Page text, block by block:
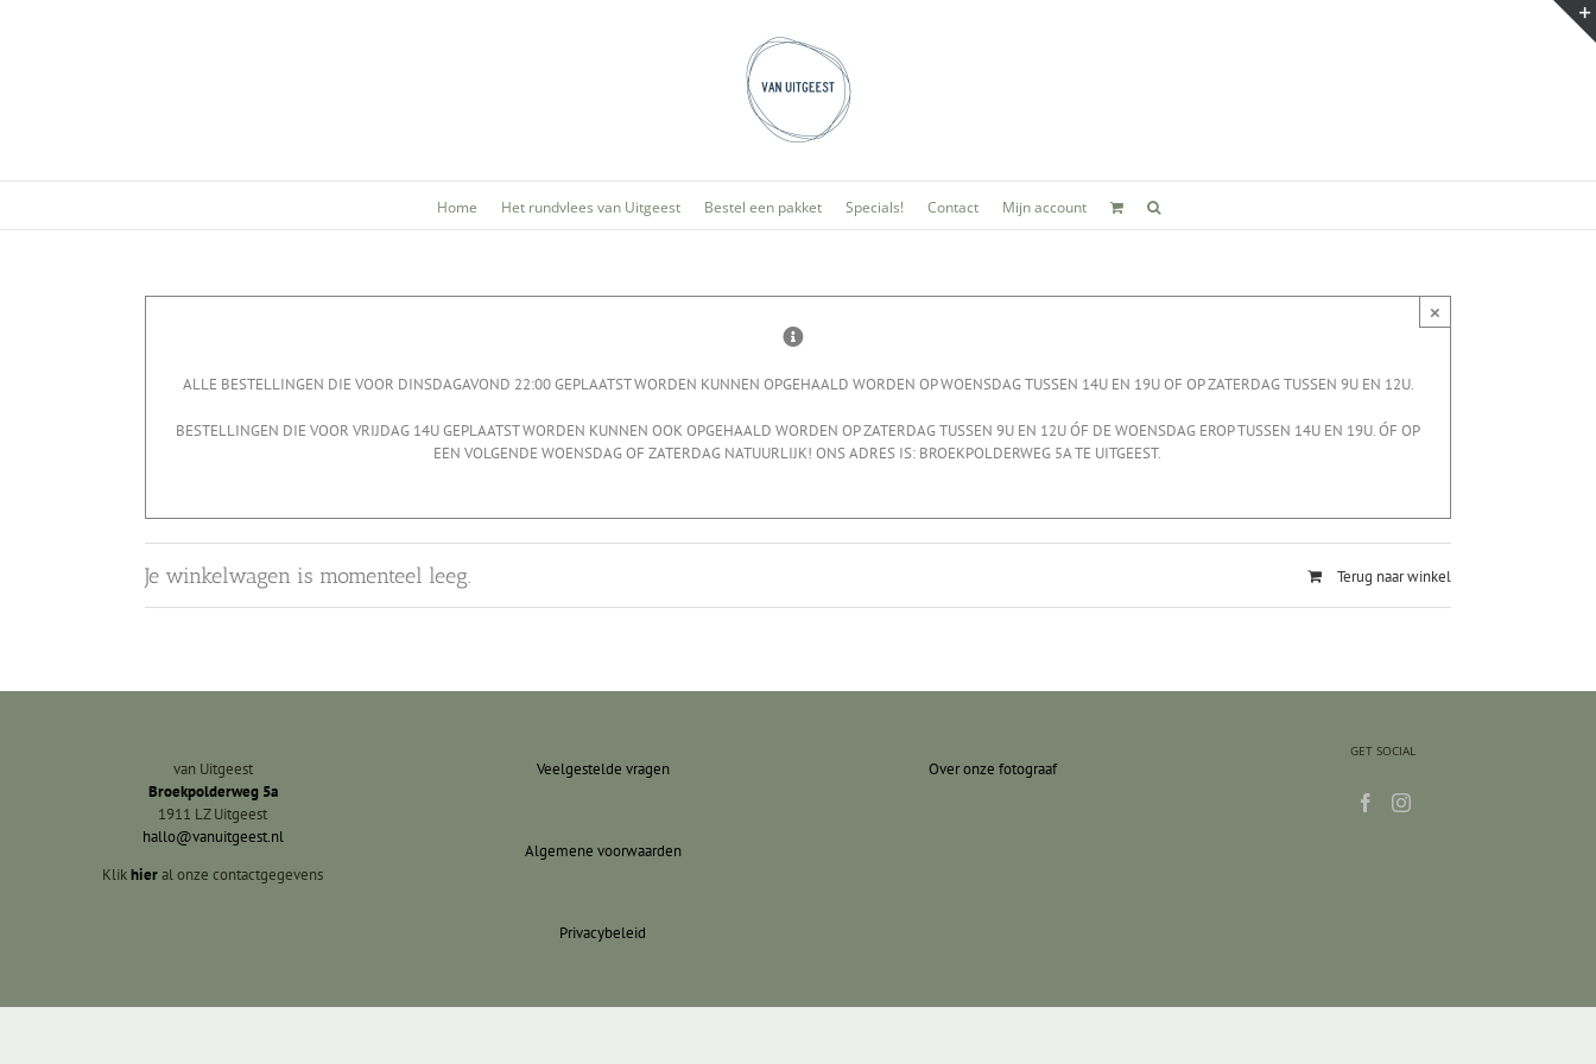
Home Het rundvlees van Uitgeest Bestel een pakket Specials! Contact Mijn account
×
ALLE BESTELLINGEN DIE VOOR DINSDAGAVOND 22:00 GEPLAATST WORDEN KUNNEN OPGEHAALD WORDEN OP WOENSDAG TUSSEN 14U EN 19U OF OP ZATERDAG TUSSEN 9U EN 12U.
BESTELLINGEN DIE VOOR VRIJDAG 14U GEPLAATST WORDEN KUNNEN OOK OPGEHAALD WORDEN OP ZATERDAG TUSSEN 9U EN 12U ÓF DE WOENSDAG EROP TUSSEN 14U EN 19U. ÓF OP
EEN VOLGENDE WOENSDAG OF ZATERDAG NATUURLIJK! ONS ADRES IS: BROEKPOLDERWEG 5A TE UITGEEST.
Je winkelwagen is momenteel leeg. Terug naar winkel
van Uitgeest
Broekpolderweg 5a
1911 LZ Uitgeest
hallo@vanuitgeest.nl
Klikhieral onze contactgegevens
Veelgestelde vragen
Algemene voorwaarden
Privacybeleid
Over onze fotograaf
GET SOCIAL